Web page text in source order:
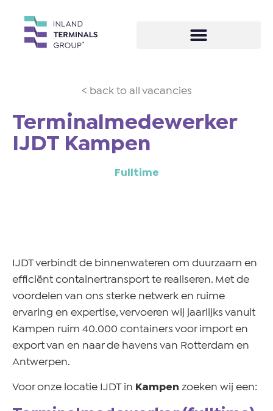
< back to all vacancies
Terminalmedewerker
IJDT Kampen
Fulltime
IJDT verbindt de binnenwateren om duurzaam en
efficiënt containertransport te realiseren. Met de
voordelen van ons sterke netwerk en ruime
ervaring en expertise, vervoeren wij jaarlijks vanuit
Kampen ruim 40.000 containers voor import en
export van en naar de havens van Rotterdam en
Antwerpen.
Voor onze locatie IJDT in Kampen zoeken wij een: